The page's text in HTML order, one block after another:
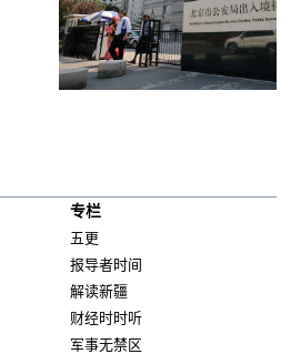
专栏
五更
报导者时间
解读新疆
财经时时听
军事无禁区